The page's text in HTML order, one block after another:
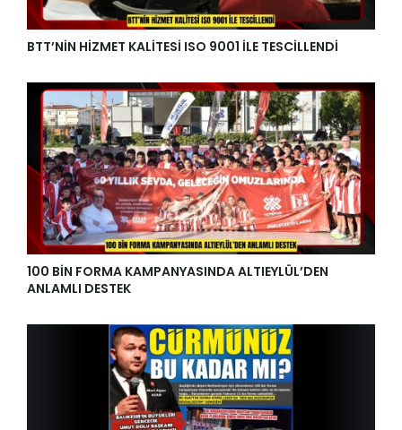
BTT’NİN HİZMET KALİTESİ ISO 9001 İLE TESCİLLENDİ
100 BİN FORMA KAMPANYASINDA ALTIEYLÜL’DEN
ANLAMLI DESTEK